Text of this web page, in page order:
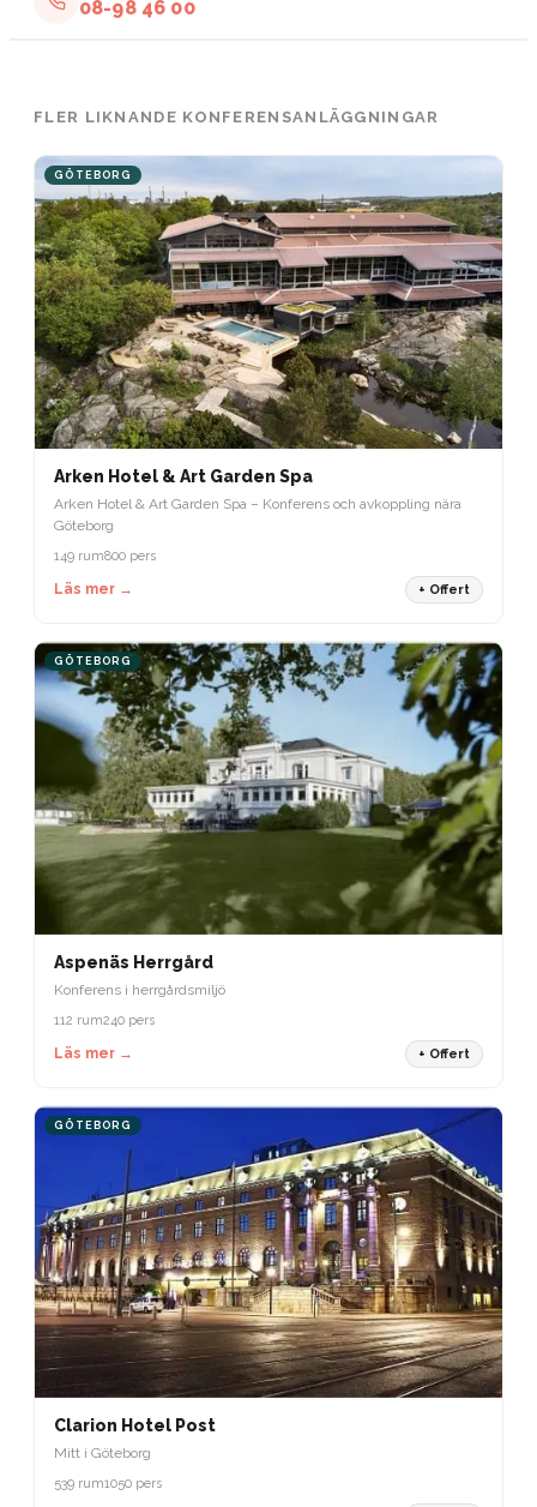
08-98 46 00
FLER LIKNANDE KONFERENSANLÄGGNINGAR
GÖTEBORG
Arken Hotel & Art Garden Spa
Arken Hotel & Art Garden Spa – Konferens och avkoppling nära
Göteborg
149 rum800 pers
Läs mer → + Offert
GÖTEBORG
Aspenäs Herrgård
Konferens i herrgårdsmiljö
112 rum240 pers
Läs mer → + Offert
GÖTEBORG
Clarion Hotel Post
Mitt i Göteborg
539 rum1050 pers